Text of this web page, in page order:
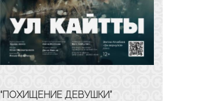
“ПОХИЩЕНИЕ ДЕВУШКИ”